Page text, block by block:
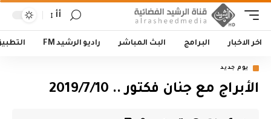
أأ
اخر الاخبار البرامج البث المباشر راديو الرشيد FM
يوم جديد
الأبراج مع جنان فكتور .. 2019/7/10